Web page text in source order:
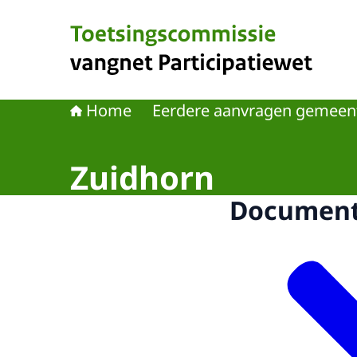
Home Eerdere aanvragen
Zuidhorn